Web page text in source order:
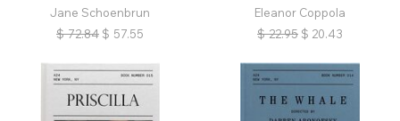
Jane Schoenbrun
$ 72.84 $ 57.55
Eleanor Coppola
$ 22.95 $ 20.43